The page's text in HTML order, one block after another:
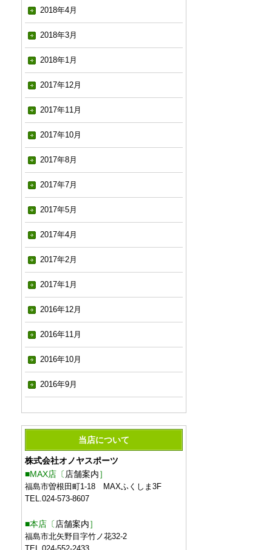
2018年4月
2018年3月
2018年1月
2017年12月
2017年11月
2017年10月
2017年8月
2017年7月
2017年5月
2017年4月
2017年2月
2017年1月
2016年12月
2016年11月
2016年10月
2016年9月
当店について
株式会社オノヤスポーツ
■MAX店〔 店舗案内］
福島市曽根田町1-18 MAXふくしま3F
TEL.024-573-8607
■本店〔 店舗案内］
福島市北矢野目字竹ノ花32-2